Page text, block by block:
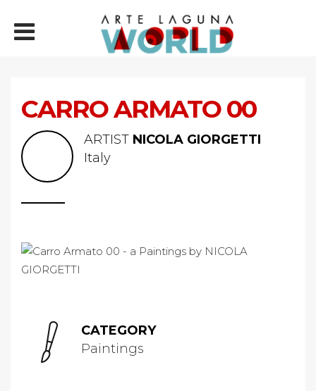
CARRO ARMATO 00
ARTIST NICOLA GIORGETTI
Italy
CATEGORY
Paintings